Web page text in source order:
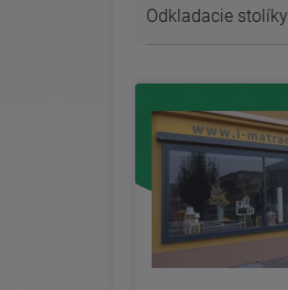
Odkladacie stolíky